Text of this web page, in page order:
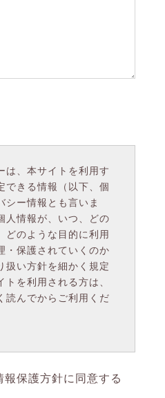
は、本サイトを利用す
できる情報（以下、個
シー情報とも言いま
人情報が、いつ、どの
どのような目的に利用
・保護されていくのか
扱い方針を細かく規定
を利用される方は、
読んでからご利用くだ
定める目的は、本サ
報保護方針に同意する